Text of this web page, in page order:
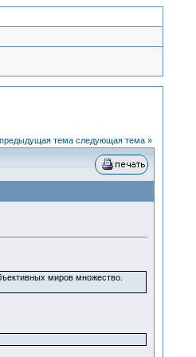
тема следующая тема »
миров множество.